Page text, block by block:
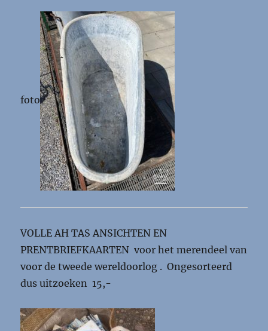
foto
VOLLE AH TAS ANSICHTEN EN
PRENTBRIEFKAARTEN voor het merendeel van
voor de tweede wereldoorlog . Ongesorteerd
dus uitzoeken 15,-